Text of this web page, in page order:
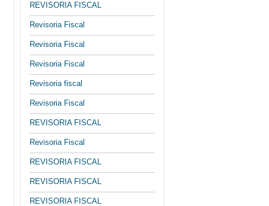
REVISORIA FISCAL
Revisoria Fiscal
Revisoria Fiscal
Revisoria Fiscal
Revisoria fiscal
Revisoria Fiscal
REVISORIA FISCAL
Revisoria Fiscal
REVISORIA FISCAL
REVISORIA FISCAL
REVISORIA FISCAL